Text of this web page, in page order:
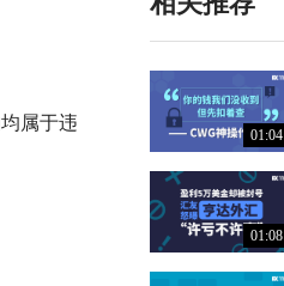
属于违
01:04
01:08